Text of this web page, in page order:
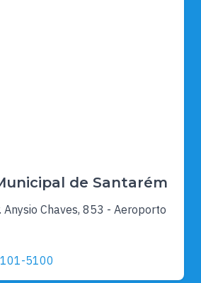
de Santarém
Anysio Chaves, 853 - Aeroporto
5100